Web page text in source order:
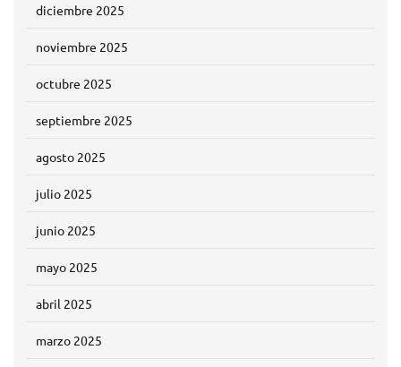
diciembre 2025
noviembre 2025
octubre 2025
septiembre 2025
agosto 2025
julio 2025
junio 2025
mayo 2025
abril 2025
marzo 2025